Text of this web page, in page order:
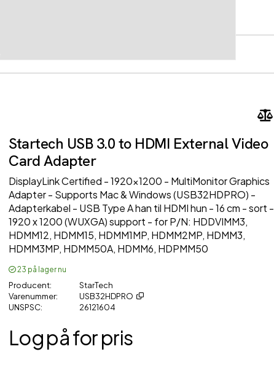
Startech USB 3.0 to HDMI External Video
Card Adapter
DisplayLink Certified - 1920x1200 - MultiMonitor Graphics
Adapter - Supports Mac & Windows (USB32HDPRO) -
Adapterkabel - USB Type A han til HDMI hun - 16 cm - sort -
1920 x 1200 (WUXGA) support - for P/N: HDDVIMM3,
HDMM12, HDMM15, HDMM1MP, HDMM2MP, HDMM3,
HDMM3MP, HDMM50A, HDMM6, HDPMM50
23 på lager nu
Producent
StarTech
Varenummer
USB32HDPRO
UNSPSC
26121604
Log på for pris